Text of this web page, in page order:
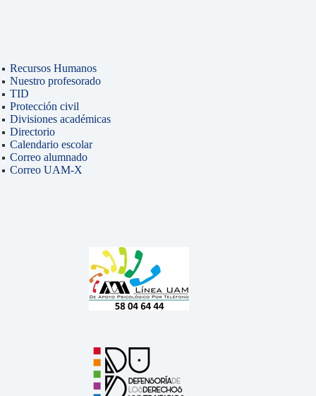
Recursos Humanos
Nuestro profesorado
TID
Protección civil
Divisiones académicas
Directorio
Calendario escolar
Correo alumnado
Correo UAM-X